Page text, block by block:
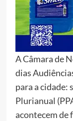
A Câmara de
dias
para a cidade:
Plurianual
acontecem de